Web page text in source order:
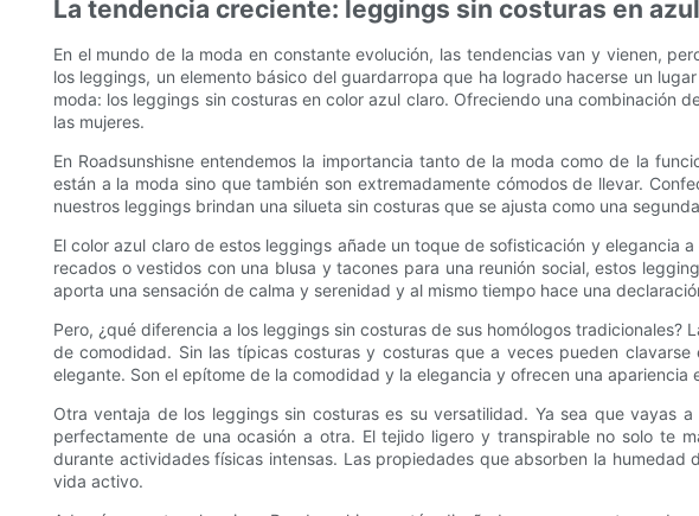
La tendencia creciente: leggings sin costuras en
En el mundo de la moda en constante evolución, las tendencias van y vienen,
los leggings, un elemento básico del guardarropa que ha logrado hacerse un
moda: los leggings sin costuras en color azul claro. Ofreciendo una
las mujeres.
En Roadsunshisne entendemos la importancia tanto de la moda como de la
están a la moda sino que también son extremadamente cómodos de llevar.
nuestros leggings brindan una silueta sin costuras que se ajusta como una
El color azul claro de estos leggings añade un toque de sofisticación y
recados o vestidos con una blusa y tacones para una reunión social, estos
aporta una sensación de calma y serenidad y al mismo tiempo hace una
Pero, ¿qué diferencia a los leggings sin costuras de sus homólogos
de comodidad. Sin las típicas costuras y costuras que a veces pueden
elegante. Son el epítome de la comodidad y la elegancia y ofrecen una
Otra ventaja de los leggings sin costuras es su versatilidad. Ya sea que vayas
perfectamente de una ocasión a otra. El tejido ligero y transpirable no solo te
durante actividades físicas intensas. Las propiedades que absorben la
vida activo.